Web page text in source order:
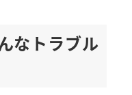
なトラブル